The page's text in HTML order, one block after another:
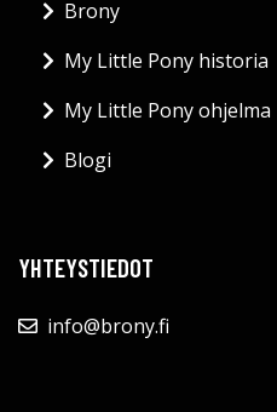
Brony
My Little Pony historia
My Little Pony ohjelma
Blogi
YHTEYSTIEDOT
info@brony.fi